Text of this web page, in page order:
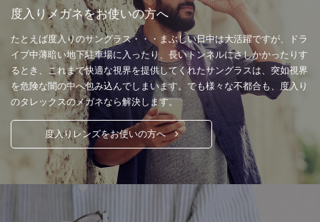
度入りメガネをお使いの方へ
たとえば度入りのサングラス・・・まぶしい日中は大活躍ですが、ドラ
イブ中薄暗い地下駐車場に入ったり、長いトンネルにさしかかったりす
るとき、これまで快適な視界を提供してくれたサングラスは、突如視界
を危険な闇の中へ包み込んでしまいます。でも様々な不都合も、度入り
のタレックスのメガネなら解決します。
度入りレンズをお使いの方へ